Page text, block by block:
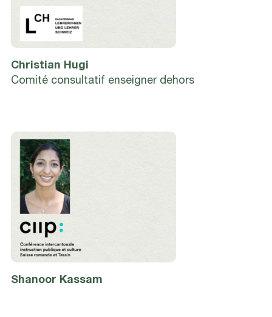
Christian Hugi
Comité consultatif enseigner dehors
Shanoor Kassam